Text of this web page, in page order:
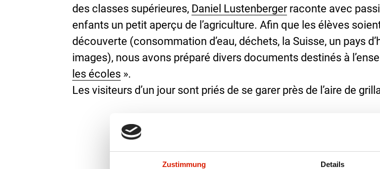
Zustimmung Details
des classes supérieures, Daniel Lustenbergerraconte avec
enfants un petit aperçu de l’agriculture. Afin que les élèves
découverte (consommation d’eau, déchets, la Suisse, un pays
images), nous avons préparé divers documents destinés à
les écoles ».
Les visiteurs d’un jour sont priés de se garer près de l’aire de